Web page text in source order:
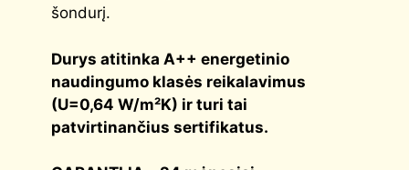
šondurį.
Durys atitinka A++ energetinio
naudingumo klasės reikalavimus
(U=0,64 W/m²K) ir turi tai
patvirtinančius sertifikatus.